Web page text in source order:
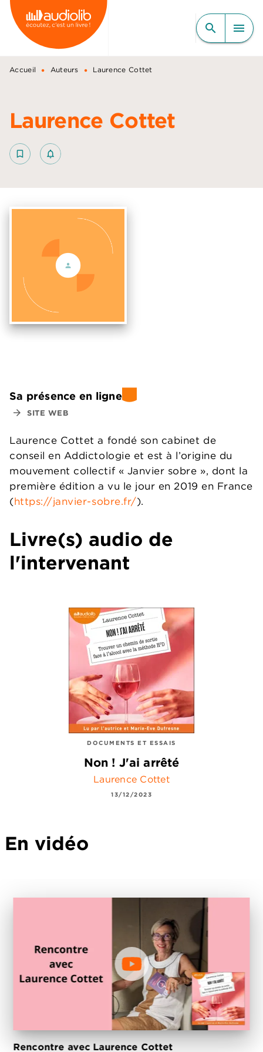
MENU RECHERCHE
CONTENU
PIED DE PAGE
search menu
Accueil • Auteurs • Laurence Cottet
Laurence Cottet
bookmark_border notifications_none_outlined
Laurence Cottet a fondé son cabinet de
conseil en Addictologie et est à l’origine du
mouvement collectif « Janvier sobre », dont la
première édition a vu le jour en 2019 en France
(https://janvier-sobre.fr/).
Sa présence en ligne
arrow_forward SITE WEB
Livre(s) audio de
l'intervenant
DOCUMENTS ET ESSAIS
Non ! J'ai arrêté
Laurence Cottet
13/12/2023
En vidéo
Rencontre avec Laurence Cottet